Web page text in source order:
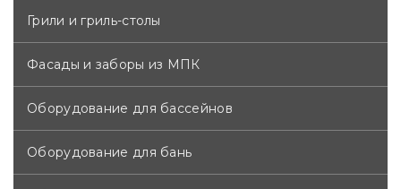
Грили и гриль-столы
Фасады и заборы из МПК
Оборудование для бассейнов
Оборудование для бань